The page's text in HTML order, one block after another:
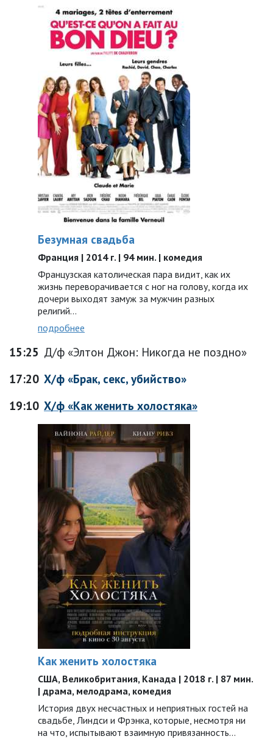
Безумная свадьба
Франция | 2014 г. | 94 мин. | комедия
Французская католическая пара видит, как их
жизнь переворачивается с ног на голову, когда их
дочери выходят замуж за мужчин разных
религий…
подробнее
15:25 Д/ф «Элтон Джон: Никогда не поздно»
17:20 Х/ф «Брак, секс, убийство»
19:10 Х/ф «Как женить холостяка»
Как женить холостяка
США, Великобритания, Канада | 2018 г. | 87 мин.
| драма, мелодрама, комедия
История двух несчастных и неприятных гостей на
свадьбе, Линдси и Фрэнка, которые, несмотря ни
на что, испытывают взаимную привязанность…